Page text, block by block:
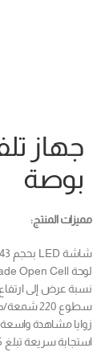
بوصة
مميزات المنتج:
شاشة LED بحجم 43 بوصة بدقة 4K UHD (3840×2160).
لوحة A Grade Open Cell لضمان جودة صورة فائقة.
نسبة عرض إلى ارتفاع 16:9 لمشاهدة سينمائية.
سطوع 220 شمعة/م² وتباين 3000:1 لتفاصيل أكثر وضوحًا.
زوايا مشاهدة واسعة تصل إلى
استجابة سريعة تبلغ 6.5 مللي ثانية لعرض سلس.